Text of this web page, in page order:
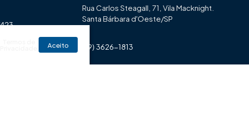
Aceito
Rua Carlos Steagall, 71, Vila Macknight.
Santa Bárbara d'Oeste/SP
(19) 3626-1813